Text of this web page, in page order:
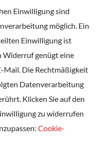
Einwilligung sind
möglich. Ein
Einwilligung ist
Widerruf genügt eine
Die Rechtmäßigkeit
Datenverarbeitung
Klicken Sie auf den
zu widerrufen
Cookie-